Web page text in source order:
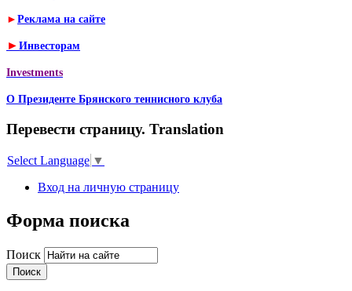
► Реклама на сайте
► Инвесторам
Investments
О Президенте Брянского теннисного клуба
Перевести страницу. Translation
Select Language ▼
Вход на личную страницу
Форма поиска
Поиск